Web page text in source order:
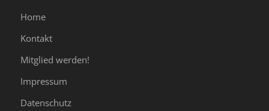
Home
Kontakt
Mitglied werden!
Impressum
Datenschutz